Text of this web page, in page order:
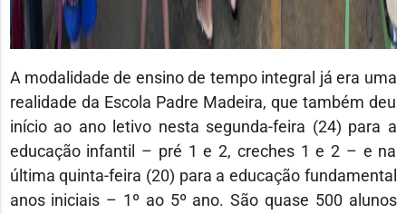
A modalidade de ensino de tempo integral já era uma
realidade da Escola Padre Madeira, que também deu
início ao ano letivo nesta segunda-feira (24) para a
educação infantil – pré 1 e 2, creches 1 e 2 – e na
última quinta-feira (20) para a educação fundamental
anos iniciais – 1º ao 5º ano. São quase 500 alunos